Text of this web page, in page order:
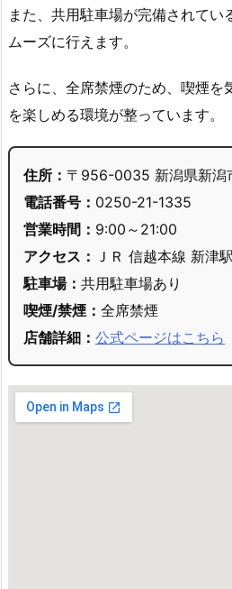
また、共用駐車場が完備されてい
ムーズに行えます。
さらに、全席禁煙のため、喫煙を
を楽しめる環境が整っています。
住所： 〒956-0035 新潟県新潟
電話番号： 0250-21-1335
営業時間： 9:00～21:00
アクセス： ＪＲ 信越本線 新津駅
駐車場： 共用駐車場あり
喫煙/禁煙： 全席禁煙
店舗詳細： 公式ページはこちら